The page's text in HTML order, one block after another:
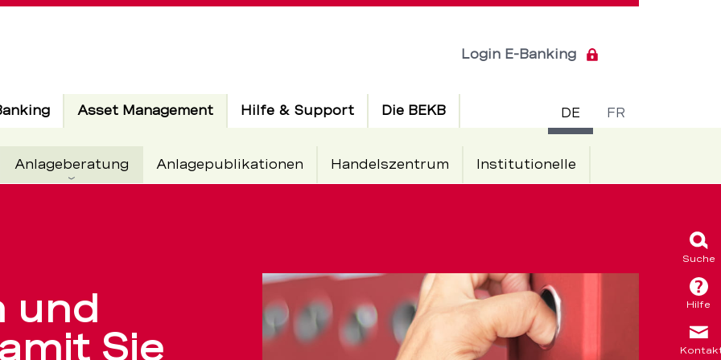
DE FR
Login E-Banking
Asset ManagementAktiv
Anlageberatung AktivAnlagepublikationen Handelszentrum Institutionelle
Hilfe & Support Die BEKB
Suche
Hilfe
und
Sie